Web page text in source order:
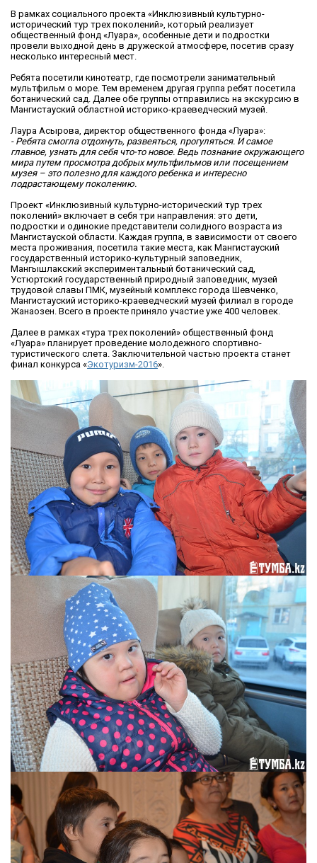
В рамках социального проекта «Инклюзивный культурно-
исторический тур трех поколений», который реализует
общественный фонд «Луара», особенные дети и подростки
провели выходной день в дружеской атмосфере, посетив сразу
несколько интересный мест.
Ребята посетили кинотеатр, где посмотрели занимательный
мультфильм о море. Тем временем другая группа ребят посетила
ботанический сад. Далее обе группы отправились на экскурсию в
Мангистауский областной историко-краеведческий музей.
Лаура Асырова, директор общественного фонда «Луара»:
- Ребята смогла отдохнуть, развеяться, прогуляться. И самое
главное, узнать для себя что-то новое. Ведь познание окружающего
мира путем просмотра добрых мультфильмов или посещением
музея – это полезно для каждого ребенка и интересно
подрастающему поколению.
Проект «Инклюзивный культурно-исторический тур трех
поколений» включает в себя три направления: это дети,
подростки и одинокие представители солидного возраста из
Мангистауской области. Каждая группа, в зависимости от своего
места проживания, посетила такие места, как Мангистауский
государственный историко-культурный заповедник,
Мангышлакский экспериментальный ботанический сад,
Устюртский государственный природный заповедник, музей
трудовой славы ПМК, музейный комплекс города Шевченко,
Мангистауский историко-краеведческий музей филиал в городе
Жанаозен. Всего в проекте приняло участие уже 400 человек.
Далее в рамках «тура трех поколений» общественный фонд
«Луара» планирует проведение молодежного спортивно-
туристического слета. Заключительной частью проекта станет
финал конкурса «Экотуризм-2016».